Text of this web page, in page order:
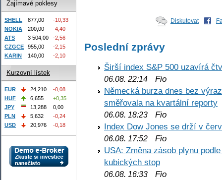
Diskutovat
Poslední zprávy
Širší index S&P 500 uzavírá
06.08. 22:14 Fio
Německá burza dnes bez
směřovala na kvartální reporty
06.08. 18:23 Fio
Index Dow Jones se drží v
06.08. 17:52 Fio
USA: Změna zásob plynu
kubických stop
06.08. 16:33 Fio
Zajímavé poklesy
SHELL 877,00
-10,33
NOKIA
200,00
-4,40
ATS
3 504,00
-2,56
CZGCE
955,00
-2,15
KARIN
140,00 -2,10
Kurzovní lístek
EUR 24,210
-0,08
HUF
6,655
+0,35
JPY
13,288
0,00
PLN
5,632
-0,24
USD
20,976 -0,18